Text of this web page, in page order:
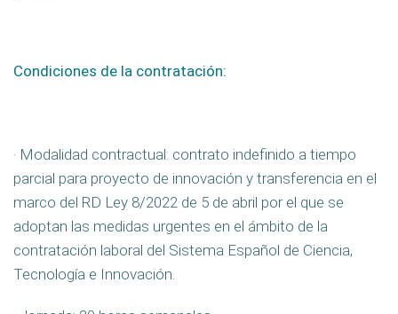
Condiciones de la contratación:
· Modalidad contractual: contrato indefinido a tiempo
parcial para proyecto de innovación y transferencia en el
marco del RD Ley 8/2022 de 5 de abril por el que se
adoptan las medidas urgentes en el ámbito de la
contratación laboral del Sistema Español de Ciencia,
Tecnología e Innovación.